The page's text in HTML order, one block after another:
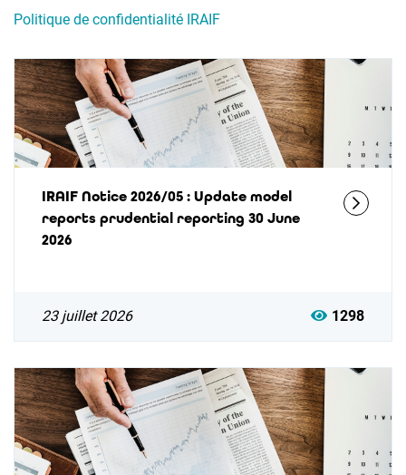
Politique de confidentialité IRAIF
IRAIF Notice 2026/05 : Update model
reports prudential reporting 30 June
2026
23 juillet 2026 1298